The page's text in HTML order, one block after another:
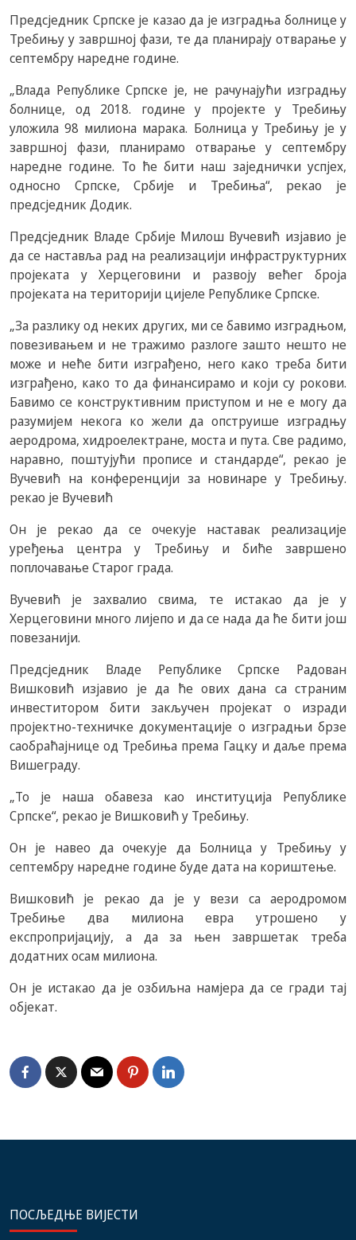
Предсједник Српске је казао да је изградња болнице у
Требињу у завршној фази, те да планирају отварање у
септембру наредне године.
„Влада Републике Српске је, не рачунајући изградњу
болнице, од 2018. године у пројекте у Требињу
уложила 98 милиона марака. Болница у Требињу је у
завршној фази, планирамо отварање у септембру
наредне године. То ће бити наш заједнички успјех,
односно Српске, Србије и Требиња“, рекао је
предсједник Додик.
Предсједник Владе Србије Милош Вучевић изјавио је
да се наставља рад на реализацији инфраструктурних
пројеката у Херцеговини и развоју већег броја
пројеката на територији цијеле Републике Српске.
„За разлику од неких других, ми се бавимо изградњом,
повезивањем и не тражимо разлоге зашто нешто не
може и неће бити изграђено, него како треба бити
изграђено, како то да финансирамо и који су рокови.
Бавимо се конструктивним приступом и не е могу да
разумијем некога ко жели да опструише изградњу
аеродрома, хидроелектране, моста и пута. Све радимо,
наравно, поштујући прописе и стандарде“, рекао је
Вучевић на конференцији за новинаре у Требињу.
рекао је Вучевић
Он је рекао да се очекује наставак реализације
уређења центра у Требињу и биће завршено
поплочавање Старог града.
Вучевић је захвалио свима, те истакао да је у
Херцеговини много лијепо и да се нада да ће бити још
повезанији.
Предсједник Владе Републике Српске Радован
Вишковић изјавио је да ће ових дана са страним
инвеститором бити закључен пројекат о изради
пројектно-техничке документације о изградњи брзе
саобраћајнице од Требиња према Гацку и даље према
Вишеграду.
„То је наша обавеза као институција Републике
Српске“, рекао је Вишковић у Требињу.
Он је навео да очекује да Болница у Требињу у
септембру наредне године буде дата на кориштење.
Вишковић је рекао да је у вези са аеродромом
Требиње два милиона евра утрошено у
експропријацију, а да за њен завршетак треба
додатних осам милиона.
Он је истакао да је озбиљна намјера да се гради тај
објекат.
ПОСЉЕДЊЕ ВИЈЕСТИ